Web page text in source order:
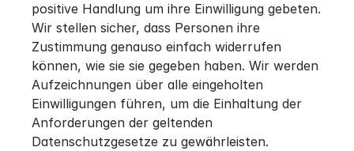
positive Handlung um ihre Einwilligung gebeten.
Wir stellen sicher, dass Personen ihre
Zustimmung genauso einfach widerrufen
können, wie sie sie gegeben haben. Wir werden
Aufzeichnungen über alle eingeholten
Einwilligungen führen, um die Einhaltung der
Anforderungen der geltenden
Datenschutzgesetze zu gewährleisten.